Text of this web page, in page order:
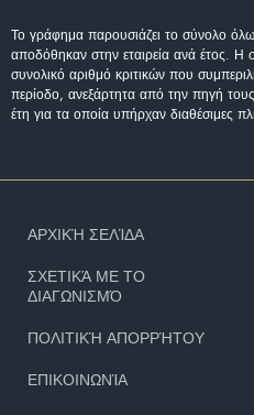
Το γράφημα παρουσιάζει το σύνολο
αποδόθηκαν στην εταιρεία ανά έτος. Η
συνολικό αριθμό κριτικών που
περίοδο, ανεξάρτητα από την πηγή
έτη για τα οποία υπήρχαν διαθέσιμες
ΑΡΧΙΚΉ ΣΕΛΊΔΑ
ΣΧΕΤΙΚΆ ΜΕ ΤΟ
ΔΙΑΓΩΝΙΣΜΌ
ΠΟΛΙΤΙΚΉ ΑΠΟΡΡΉΤΟΥ
ΕΠΙΚΟΙΝΩΝΊΑ